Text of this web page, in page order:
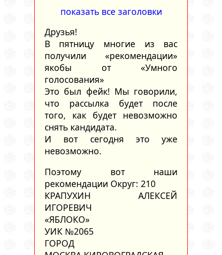
показать все заголовки
Друзья!
В пятницу многие из вас
получили «рекомендации»
якобы от «Умного
голосования»
Это был фейк! Мы говорили,
что рассылка будет после
того, как будет невозможно
снять кандидата.
И вот сегодня это уже
невозможно.
Поэтому вот наши
рекомендации Округ: 210
КРАПУХИН АЛЕКСЕЙ
ИГОРЕВИЧ
«ЯБЛОКО»
УИК №2065
ГОРОД